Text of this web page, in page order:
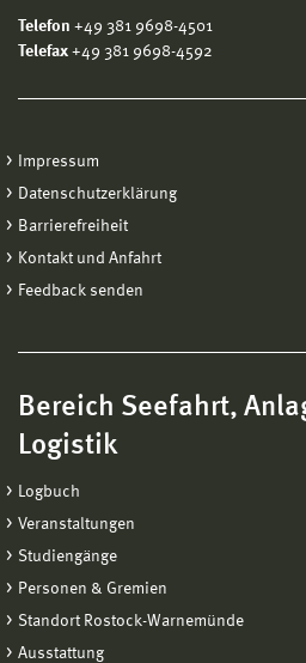
Telefon +49 381 9698-4501
Telefax +49 381 9698-4592
Impressum
Datenschutzerklärung
Barrierefreiheit
Kontakt und Anfahrt
Feedback senden
Bereich Seefahrt,
Logistik
Logbuch
Veranstaltungen
Studiengänge
Personen & Gremien
Standort Rostock-Warnemünde
Ausstattung